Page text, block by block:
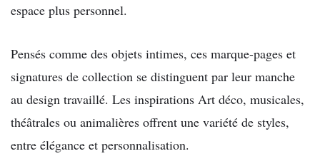
espace plus personnel.
Pensés comme des objets intimes, ces marque-pages et
signatures de collection se distinguent par leur manche
au design travaillé. Les inspirations Art déco, musicales,
théâtrales ou animalières offrent une variété de styles,
entre élégance et personnalisation.